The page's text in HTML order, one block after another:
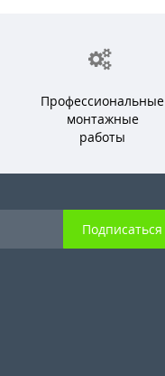
Профессиональные
монтажные
работы
Подписаться